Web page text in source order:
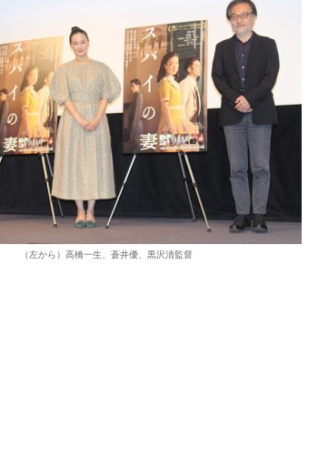
（左から）高橋一生、蒼井優、黒沢清監督